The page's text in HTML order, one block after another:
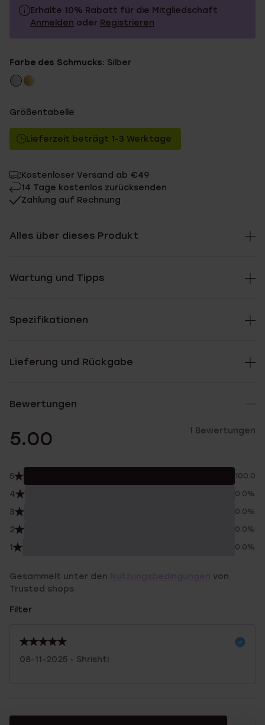
Erhalte 10% Rabatt für die Mitgliedschaft
Anmelden oder Registrieren
Ohne Mitgliederrabatt
Farbe des Schmucks: Silber
Größentabelle
Lieferzeit beträgt 1-3 Werktage
Kostenloser Versand ab €49
14 Tage kostenlos zurücksenden
Zahlung auf Rechnung
Alles über dieses Produkt
Wartung und Tipps
Spezifikationen
Lieferung und Rückgabe
Bewertungen
5.00 1 Bewertungen
5 100.0%
4 0.0%
3 0.0%
2 0.0%
1 0.0%
Gesammelt unter den
von
Trusted shops
Filter
08-11-2025 - Shrishti